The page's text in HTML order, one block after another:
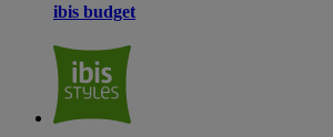
ibis budget